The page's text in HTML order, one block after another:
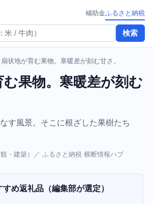
検索
補助金ふるさと納税
扇状地が育む果物。寒暖差が刻む甘さ。
果物。寒暖差が刻む
す風景。そこに根ざした果樹たち
・建築）／ ふるさと納税 横断情報ハブ
め返礼品（編集部が選定）